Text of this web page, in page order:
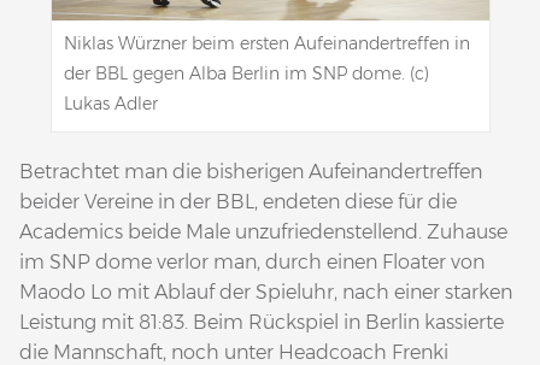
Niklas Würzner beim ersten Aufeinandertreffen in
der BBL gegen Alba Berlin im SNP dome. (c)
Lukas Adler
Betrachtet man die bisherigen Aufeinandertreffen
beider Vereine in der BBL, endeten diese für die
Academics beide Male unzufriedenstellend. Zuhause
im SNP dome verlor man, durch einen Floater von
Maodo Lo mit Ablauf der Spieluhr, nach einer starken
Leistung mit 81:83. Beim Rückspiel in Berlin kassierte
die Mannschaft, noch unter Headcoach Frenki